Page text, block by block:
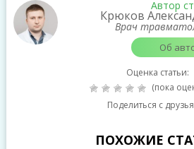
Автор
Крюков
Врач
Об
Оценка статьи:
(пока
Поделиться с
ПОХОЖИЕ